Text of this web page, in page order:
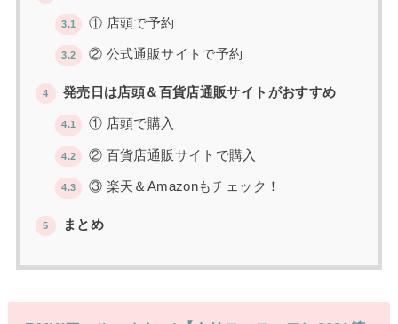
3.1 ① 店頭で予約
3.2 ② 公式通販サイトで予約
4 発売日は店頭＆百貨店通販サイトがおすすめ
4.1 ① 店頭で購入
4.2 ② 百貨店通販サイトで購入
4.3 ③ 楽天＆Amazonもチェック！
5 まとめ